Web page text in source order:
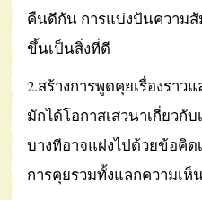
คืนดีกัน การแบ่งปันความ
ขึ้นเป็นสิ่งที่ดี
2.สร้างการพูดคุยเรื่องรา
มักได้โอกาสเสวนาเกี่ยวกั
บางทีอาจแฝงไปด้วยข้อคิ
การคุยรวมทั้งแลกความเห็